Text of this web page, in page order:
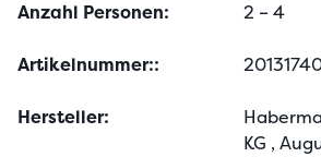
Anzahl Personen:
2 – 4
Artikelnummer::
Hersteller:
KG ,